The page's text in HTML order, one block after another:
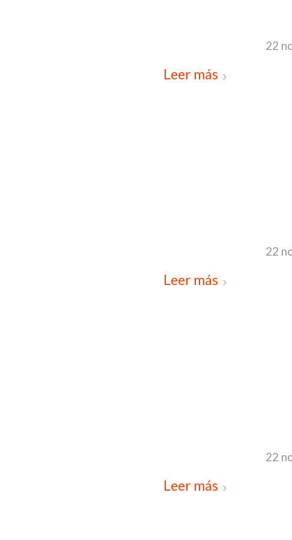
22
Leer más
22
Leer más
22
Leer más